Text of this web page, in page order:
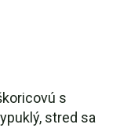
s
stred sa